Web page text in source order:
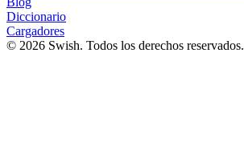
Diccionario
Cargadores
© 2026 Swish. Todos los derechos reservados.